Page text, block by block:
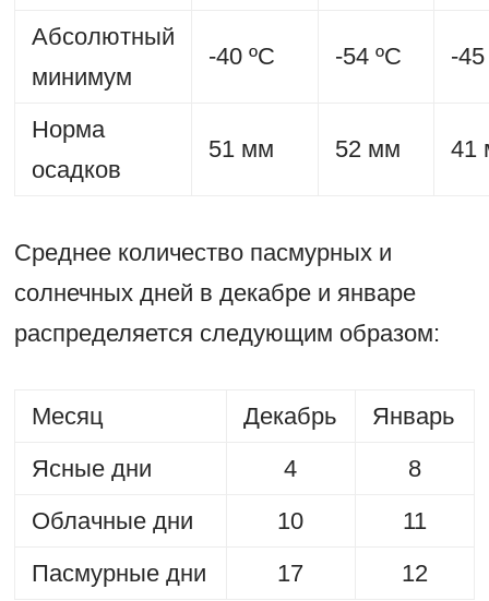
Абсолютный
минимум
-40 ºС -54 ºС -
Норма
осадков
51 мм 52 мм 41
Среднее количество пасмурных и
солнечных дней в декабре и январе
распределяется следующим образом:
Месяц Декабрь
Январь
Ясные дни
4
8
Облачные дни
10
11
Пасмурные дни
17 12